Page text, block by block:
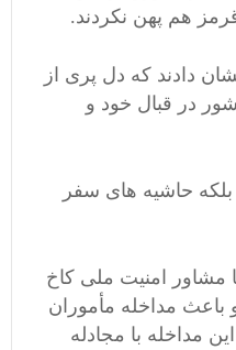
هم پهن نکردند.
دادند که دل پری از
در قبال خود و
بلکه حاشیه های سفر
مشاور امنیت ملی کاخ
باعث مداخله مأموران
مداخله با مجادله